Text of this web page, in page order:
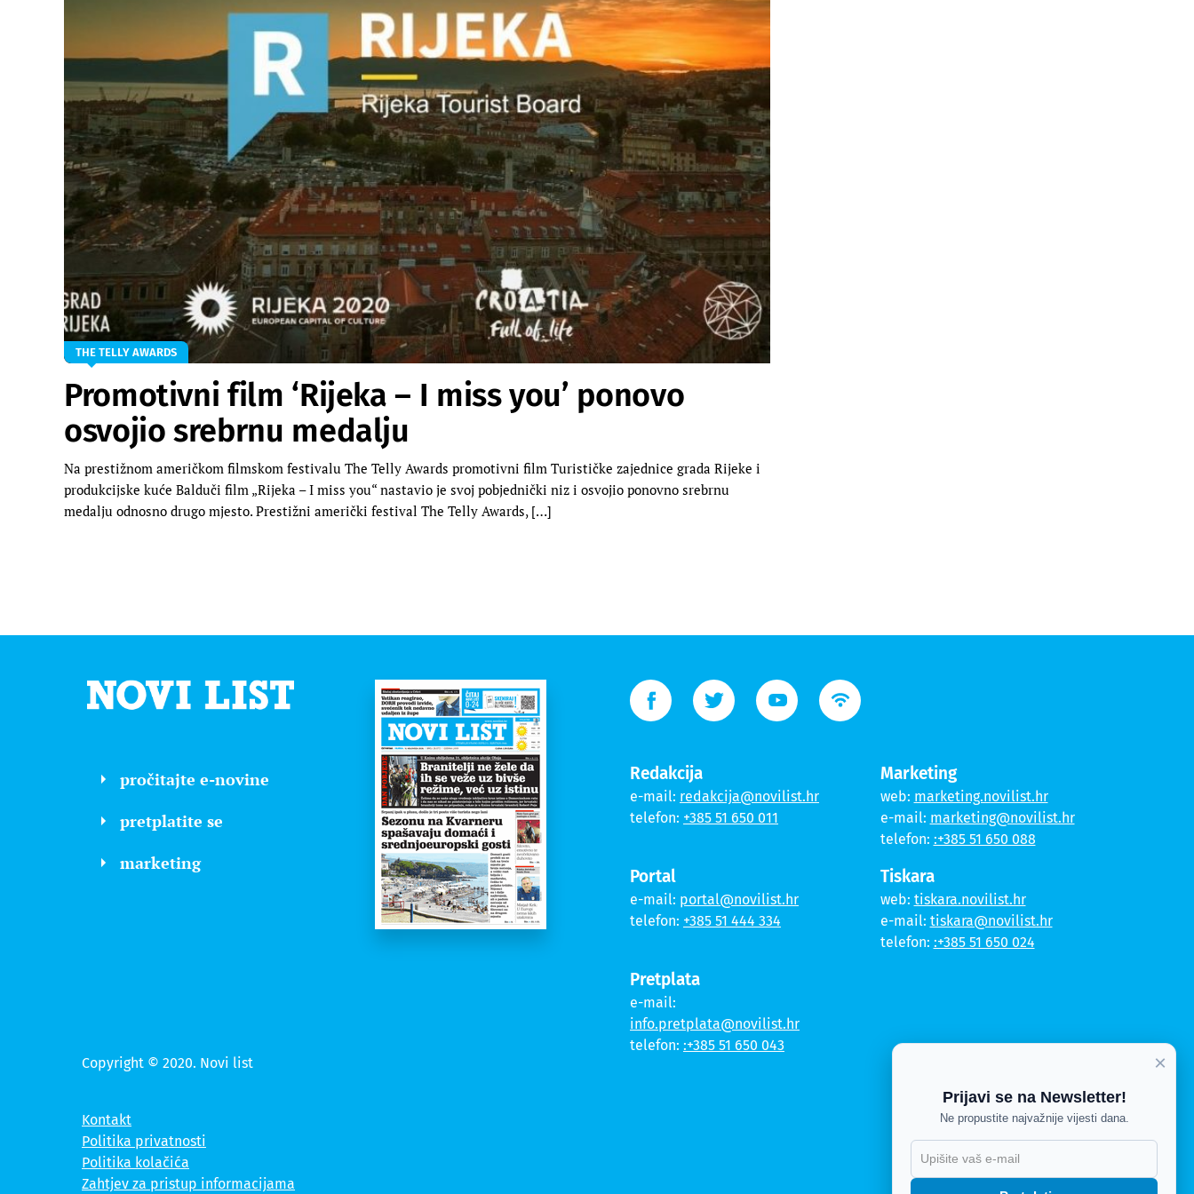
THE TELLY AWARDS
Promotivni film ‘Rijeka – I miss you’ ponovo
osvojio srebrnu medalju
Na prestižnom američkom filmskom festivalu The Telly Awards promotivni film Turističke zajednice grada Rijeke i
produkcijske kuće Balduči film „Rijeka – I miss you“ nastavio je svoj pobjednički niz i osvojio ponovno srebrnu
medalju odnosno drugo mjesto. Prestižni američki festival The Telly Awards, […]
pročitajte e-novine
pretplatite se
marketing
Redakcija
e-mail: redakcija@novilist.hr
telefon: +385 51 650 011
Portal
e-mail: portal@novilist.hr
telefon: +385 51 444 334
Pretplata
e-mail:
info.pretplata@novilist.hr
telefon: :+385 51 650 043
Marketing
web: marketing.novilist.hr
e-mail: marketing@novilist.hr
telefon: :+385 51 650 088
Tiskara
web: tiskara.novilist.hr
e-mail: tiskara@novilist.hr
telefon: :+385 51 650 024
Copyright © 2020. Novi list
Kontakt
Politika privatnosti
Politika kolačića
Zahtjev za pristup informacijama
×
Prijavi se na Newsletter!
Ne propustite najvažnije vijesti dana.